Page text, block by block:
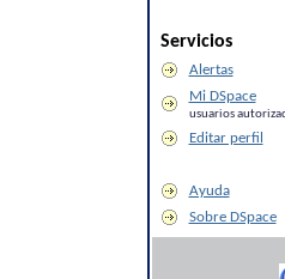
Servicios
Alertas
Mi DSpace
usuarios
Editar perfil
Ayuda
Sobre DSpace